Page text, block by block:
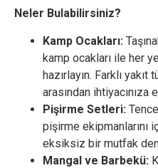
Neler Bulabilirsiniz?
Kamp Ocakları:
kamp ocakları ile her
hazırlayın. Farklı
arasından ihtiyacınıza
Pişirme Setleri:
pişirme ekipmanlarını
eksiksiz bir mutfak
Mangal ve Barbekü: